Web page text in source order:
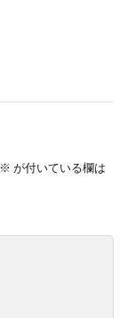
※ が付いている欄は